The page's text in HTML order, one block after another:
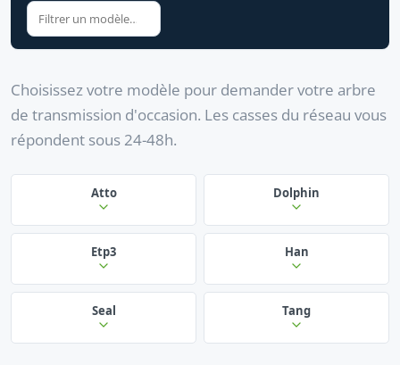
Choisissez votre modèle pour demander votre arbre
de transmission d'occasion. Les casses du réseau vous
répondent sous 24-48h.
Atto Dolphin
Etp3 Han
Seal Tang